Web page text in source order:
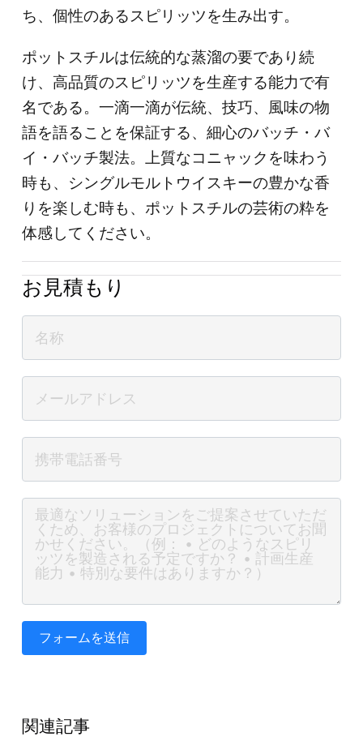
ち、個性のあるスピリッツを生み出す。
ポットスチルは伝統的な蒸溜の要であり続
け、高品質のスピリッツを生産する能力で有
名である。一滴一滴が伝統、技巧、風味の物
語を語ることを保証する、細心のバッチ・バ
イ・バッチ製法。上質なコニャックを味わう
時も、シングルモルトウイスキーの豊かな香
りを楽しむ時も、ポットスチルの芸術の粋を
体感してください。
お見積もり
フォームを送信
関連記事